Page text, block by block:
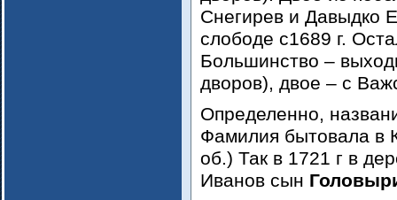
Снегирев и Давыдко
слободе с1689 г.
Большинство –
дворов), двое – с
Определенно,
Фамилия бытовала в
об.) Так в 1721 г в
Иванов сын